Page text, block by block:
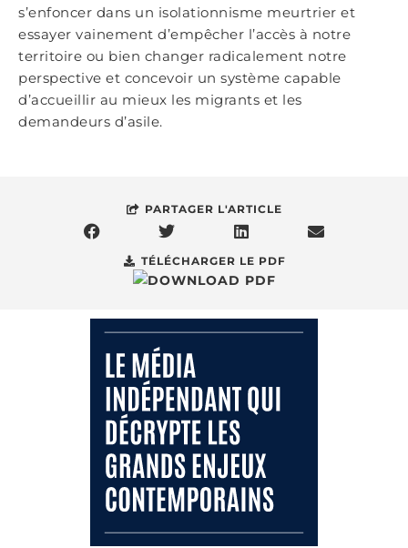
s’enfoncer dans un isolationnisme meurtrier et
essayer vainement d’empêcher l’accès à notre
territoire ou bien changer radicalement notre
perspective et concevoir un système capable
d’accueillir au mieux les migrants et les
demandeurs d’asile.
PARTAGER L'ARTICLE
TÉLÉCHARGER LE PDF